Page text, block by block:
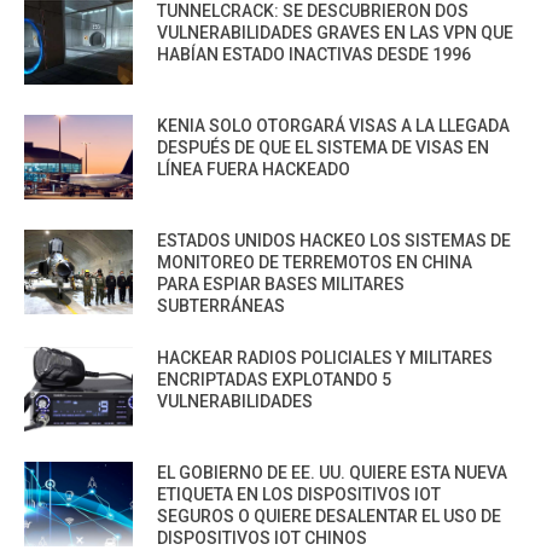
TUNNELCRACK: SE DESCUBRIERON DOS
VULNERABILIDADES GRAVES EN LAS VPN QUE
HABÍAN ESTADO INACTIVAS DESDE 1996
KENIA SOLO OTORGARÁ VISAS A LA LLEGADA
DESPUÉS DE QUE EL SISTEMA DE VISAS EN
LÍNEA FUERA HACKEADO
ESTADOS UNIDOS HACKEO LOS SISTEMAS DE
MONITOREO DE TERREMOTOS EN CHINA
PARA ESPIAR BASES MILITARES
SUBTERRÁNEAS
HACKEAR RADIOS POLICIALES Y MILITARES
ENCRIPTADAS EXPLOTANDO 5
VULNERABILIDADES
EL GOBIERNO DE EE. UU. QUIERE ESTA NUEVA
ETIQUETA EN LOS DISPOSITIVOS IOT
SEGUROS O QUIERE DESALENTAR EL USO DE
DISPOSITIVOS IOT CHINOS